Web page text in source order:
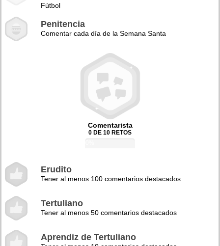
Fútbol
Penitencia
Comentar cada día de la Semana Santa
Comentarista
0 DE 10 RETOS
Erudito
Tener al menos 100 comentarios destacados
Tertuliano
Tener al menos 50 comentarios destacados
Aprendiz de Tertuliano